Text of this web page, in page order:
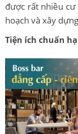
được rất nhiều
hoạch và xây
Tiện ích chuẩn